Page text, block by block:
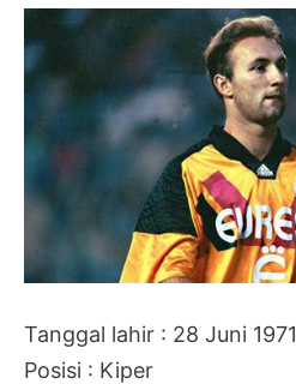
Tanggal lahir : 28 Juni 1971
Posisi : Kiper